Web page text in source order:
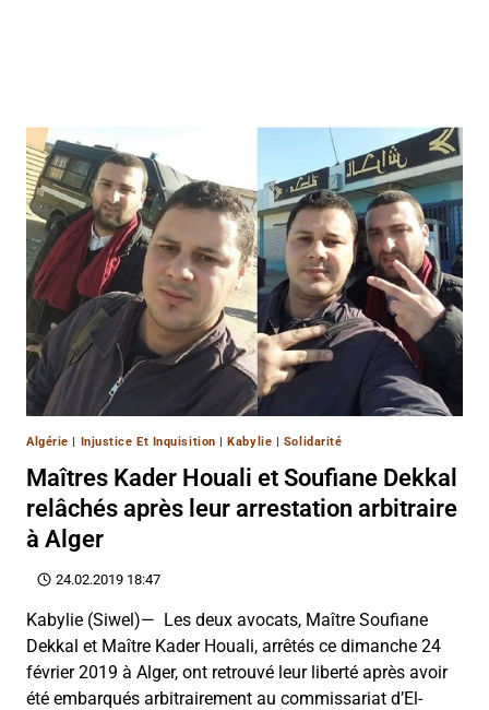
Algérie Injustice Et Inquisition Kabylie Solidarité
Maîtres Kader Houali et Soufiane Dekkal
relâchés après leur arrestation arbitraire
à Alger
24.02.2019 18:47
Kabylie (Siwel)— Les deux avocats, Maître Soufiane
Dekkal et Maître Kader Houali, arrêtés ce dimanche 24
février 2019 à Alger, ont retrouvé leur liberté après avoir
été embarqués arbitrairement au commissariat d’El-